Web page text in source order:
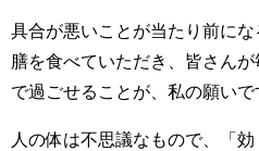
具合が悪いことが当たり前に
膳を食べていただき、皆さん
で過ごせることが、私の願いで
人の体は不思議なもので、「